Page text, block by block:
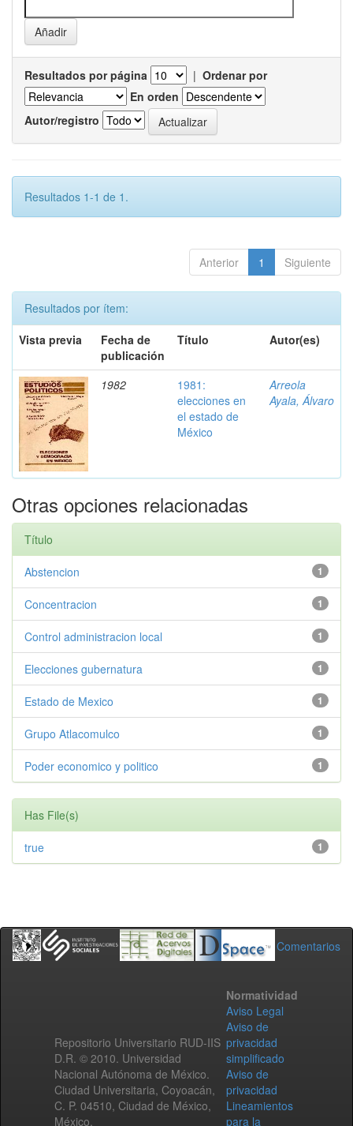
Resultados por página | Ordenar por
En orden
Autor/registro
Resultados 1-1 de 1.
Anterior 1 Siguiente
Resultados por ítem:
Vista previa
Fecha de
publicación
Título Autor(es)
1982
1981:
elecciones en
el estado de
México
Arreola
Ayala, Álvaro
Otras opciones relacionadas
Título
1
Abstencion
1
Concentracion
1
Control administracion local
1
Elecciones gubernatura
1
Estado de Mexico
1
Grupo Atlacomulco
1
Poder economico y politico
Has File(s)
1
true
Comentarios
Repositorio Universitario RUD-IIS
D.R. © 2010. Universidad
Nacional Autónoma de México.
Ciudad Universitaria, Coyoacán,
C. P. 04510, Ciudad de México,
México.
Normatividad
Aviso Legal
Aviso de
privacidad
simplificado
Aviso de
privacidad
Lineamientos
para la